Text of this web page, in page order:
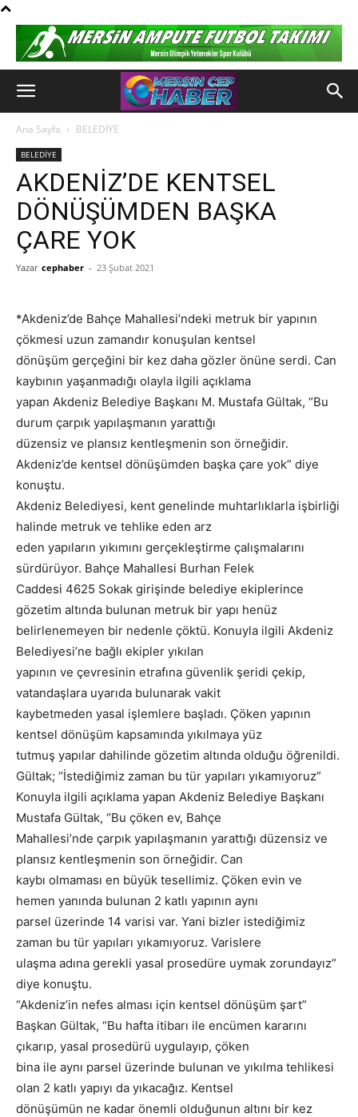
Ana Sayfa BELEDİYE
BELEDİYE
AKDENİZ’DE KENTSEL
DÖNÜŞÜMDEN BAŞKA
ÇARE YOK
Yazar cephaber - 23 Şubat 2021
*Akdeniz’de Bahçe Mahallesi’ndeki metruk bir yapının
çökmesi uzun zamandır konuşulan kentsel
dönüşüm gerçeğini bir kez daha gözler önüne serdi. Can
kaybının yaşanmadığı olayla ilgili açıklama
yapan Akdeniz Belediye Başkanı M. Mustafa Gültak, “Bu
durum çarpık yapılaşmanın yarattığı
düzensiz ve plansız kentleşmenin son örneğidir.
Akdeniz’de kentsel dönüşümden başka çare yok” diye
konuştu.
Akdeniz Belediyesi, kent genelinde muhtarlıklarla işbirliği
halinde metruk ve tehlike eden arz
eden yapıların yıkımını gerçekleştirme çalışmalarını
sürdürüyor. Bahçe Mahallesi Burhan Felek
Caddesi 4625 Sokak girişinde belediye ekiplerince
gözetim altında bulunan metruk bir yapı henüz
belirlenemeyen bir nedenle çöktü. Konuyla ilgili Akdeniz
Belediyesi’ne bağlı ekipler yıkılan
yapının ve çevresinin etrafına güvenlik şeridi çekip,
vatandaşlara uyarıda bulunarak vakit
kaybetmeden yasal işlemlere başladı. Çöken yapının
kentsel dönüşüm kapsamında yıkılmaya yüz
tutmuş yapılar dahilinde gözetim altında olduğu öğrenildi.
Gültak; “İstediğimiz zaman bu tür yapıları yıkamıyoruz”
Konuyla ilgili açıklama yapan Akdeniz Belediye Başkanı
Mustafa Gültak, “Bu çöken ev, Bahçe
Mahallesi’nde çarpık yapılaşmanın yarattığı düzensiz ve
plansız kentleşmenin son örneğidir. Can
kaybı olmaması en büyük tesellimiz. Çöken evin ve
hemen yanında bulunan 2 katlı yapının aynı
parsel üzerinde 14 varisi var. Yani bizler istediğimiz
zaman bu tür yapıları yıkamıyoruz. Varislere
ulaşma adına gerekli yasal prosedüre uymak zorundayız”
diye konuştu.
“Akdeniz’in nefes alması için kentsel dönüşüm şart”
Başkan Gültak, “Bu hafta itibarı ile encümen kararını
çıkarıp, yasal prosedürü uygulayıp, çöken
bina ile aynı parsel üzerinde bulunan ve yıkılma tehlikesi
olan 2 katlı yapıyı da yıkacağız. Kentsel
dönüşümün ne kadar önemli olduğunun altını bir kez